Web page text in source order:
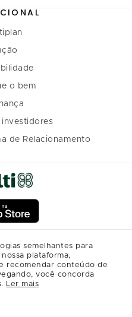
o bem
investidores
de Relacionamento
semelhantes para
plataforma,
recomendar conteúdo de
você concorda
Ler mais